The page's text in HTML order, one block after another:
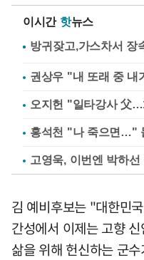
이시간 핫뉴스
권상우 "내 또래 중
오지헌 "일타강사 父
홍석천 "나 죽으면…"
고영욱, 이번엔 박하
김 예비후보는 "대한민
간성에서 이제는 고향
삶을 위해 헌신하는 군